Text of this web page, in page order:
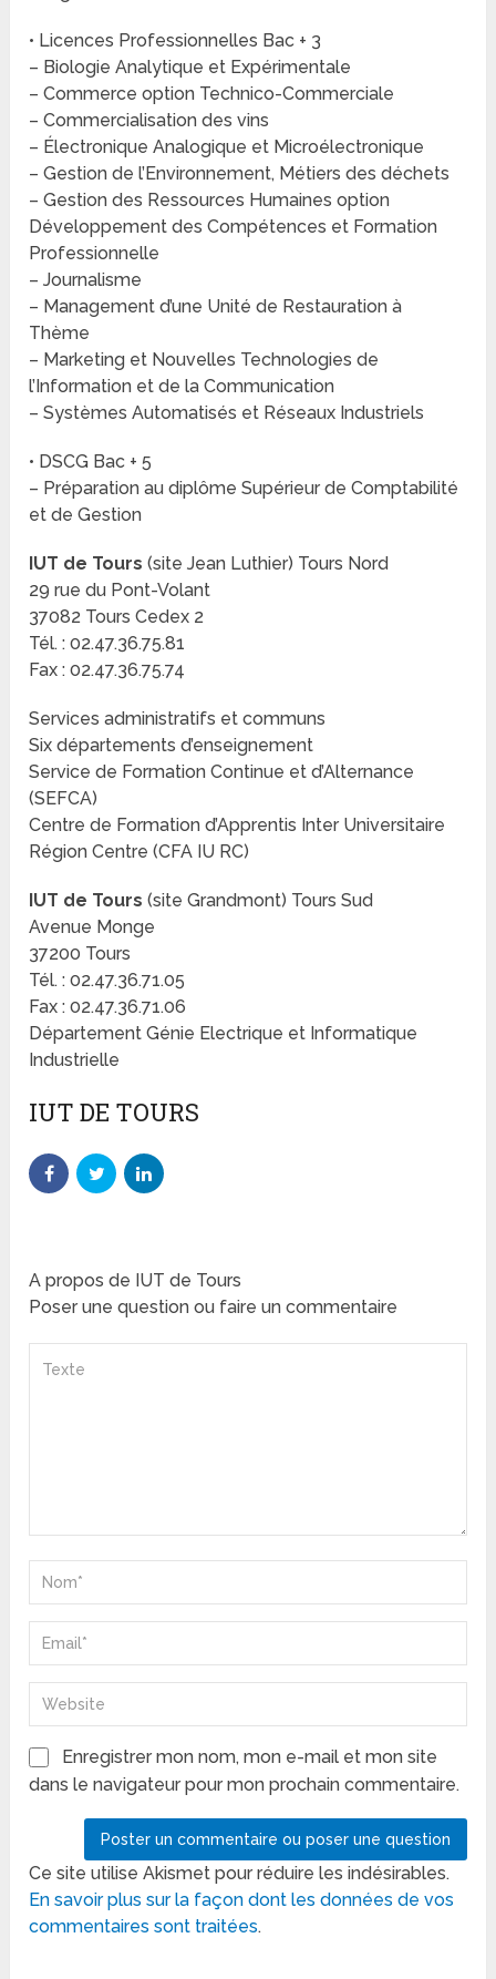
• Licences Professionnelles Bac + 3
– Biologie Analytique et Expérimentale
– Commerce option Technico-Commerciale
– Commercialisation des vins
– Électronique Analogique et Microélectronique
– Gestion de l’Environnement, Métiers des déchets
– Gestion des Ressources Humaines option
Développement des Compétences et Formation
Professionnelle
– Journalisme
– Management d’une Unité de Restauration à
Thème
– Marketing et Nouvelles Technologies de
l’Information et de la Communication
– Systèmes Automatisés et Réseaux Industriels
• DSCG Bac + 5
– Préparation au diplôme Supérieur de Comptabilité
et de Gestion
IUT de Tours (site Jean Luthier) Tours Nord
29 rue du Pont-Volant
37082 Tours Cedex 2
Tél. : 02.47.36.75.81
Fax : 02.47.36.75.74
Services administratifs et communs
Six départements d’enseignement
Service de Formation Continue et d’Alternance
(SEFCA)
Centre de Formation d’Apprentis Inter Universitaire
Région Centre (CFA IU RC)
IUT de Tours (site Grandmont) Tours Sud
Avenue Monge
37200 Tours
Tél. : 02.47.36.71.05
Fax : 02.47.36.71.06
Département Génie Electrique et Informatique
Industrielle
IUT DE TOURS
A propos de IUT de Tours
Poser une question ou faire un commentaire
Enregistrer mon nom, mon e-mail et mon site
dans le navigateur pour mon prochain commentaire.
Ce site utilise Akismet pour réduire les indésirables.
En savoir plus sur la façon dont les données de vos
commentaires sont traitées.